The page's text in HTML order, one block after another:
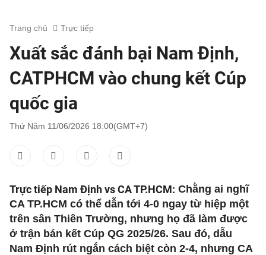
Trang chủ Trực tiếp
Xuất sắc đánh bại Nam Định,
CATPHCM vào chung kết Cúp
quốc gia
Thứ Năm 11/06/2026 18:00(GMT+7)
Trực tiếp Nam Định vs CA TP.HCM: Chằng ai nghĩ
CA TP.HCM có thể dẫn tới 4-0 ngay từ hiệp một
trên sân Thiên Trường, nhưng họ đã làm được
ở trận bán kết Cúp QG 2025/26. Sau đó, dẫu
Nam Định rút ngắn cách biệt còn 2-4, nhưng CA